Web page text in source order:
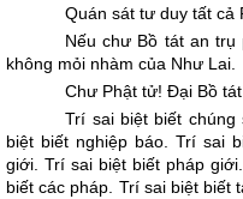
Quán sát tư duy tất cả
Nếu chư Bồ tát an
không mỏi nhàm của Như Lai.
Chư Phật tử! Ðại Bồ
Trí sai biệt biết
biệt biết nghiệp báo. Trí sai
giới. Trí sai biệt biết pháp
biết các pháp. Trí sai biệt biết